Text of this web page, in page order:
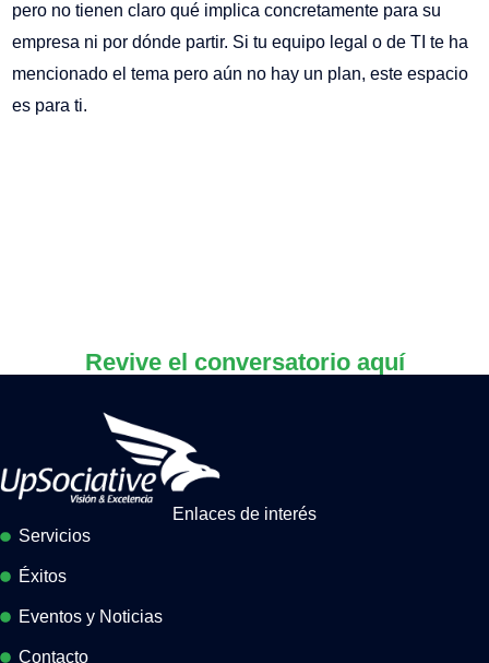
pero no tienen claro qué implica concretamente para su
empresa ni por dónde partir. Si tu equipo legal o de TI te ha
mencionado el tema pero aún no hay un plan, este espacio
es para ti.
Revive el conversatorio aquí
Enlaces de interés
Servicios
Éxitos
Eventos y Noticias
Contacto